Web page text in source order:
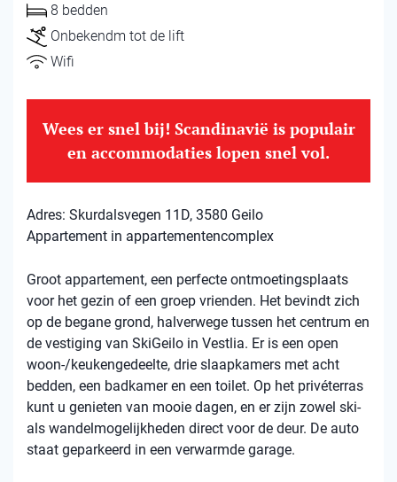
8 bedden
Onbekendm tot de lift
Wifi
Wees er snel bij! Scandinavië is populair
en accommodaties lopen snel vol.
Adres: Skurdalsvegen 11D, 3580 Geilo
Appartement in appartementencomplex
Groot appartement, een perfecte ontmoetingsplaats
voor het gezin of een groep vrienden. Het bevindt zich
op de begane grond, halverwege tussen het centrum en
de vestiging van SkiGeilo in Vestlia. Er is een open
woon-/keukengedeelte, drie slaapkamers met acht
bedden, een badkamer en een toilet. Op het privéterras
kunt u genieten van mooie dagen, en er zijn zowel ski-
als wandelmogelijkheden direct voor de deur. De auto
staat geparkeerd in een verwarmde garage.